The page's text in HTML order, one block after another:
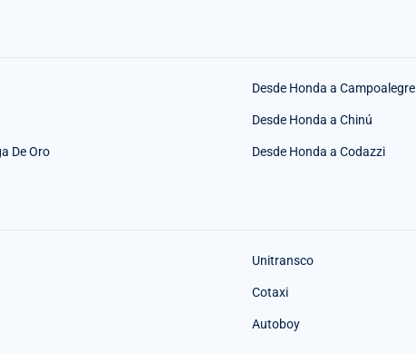
Desde Honda a Campoalegre
Desde Honda a Chinú
De Oro Desde Honda a Codazzi
Unitransco
Cotaxi
Autoboy